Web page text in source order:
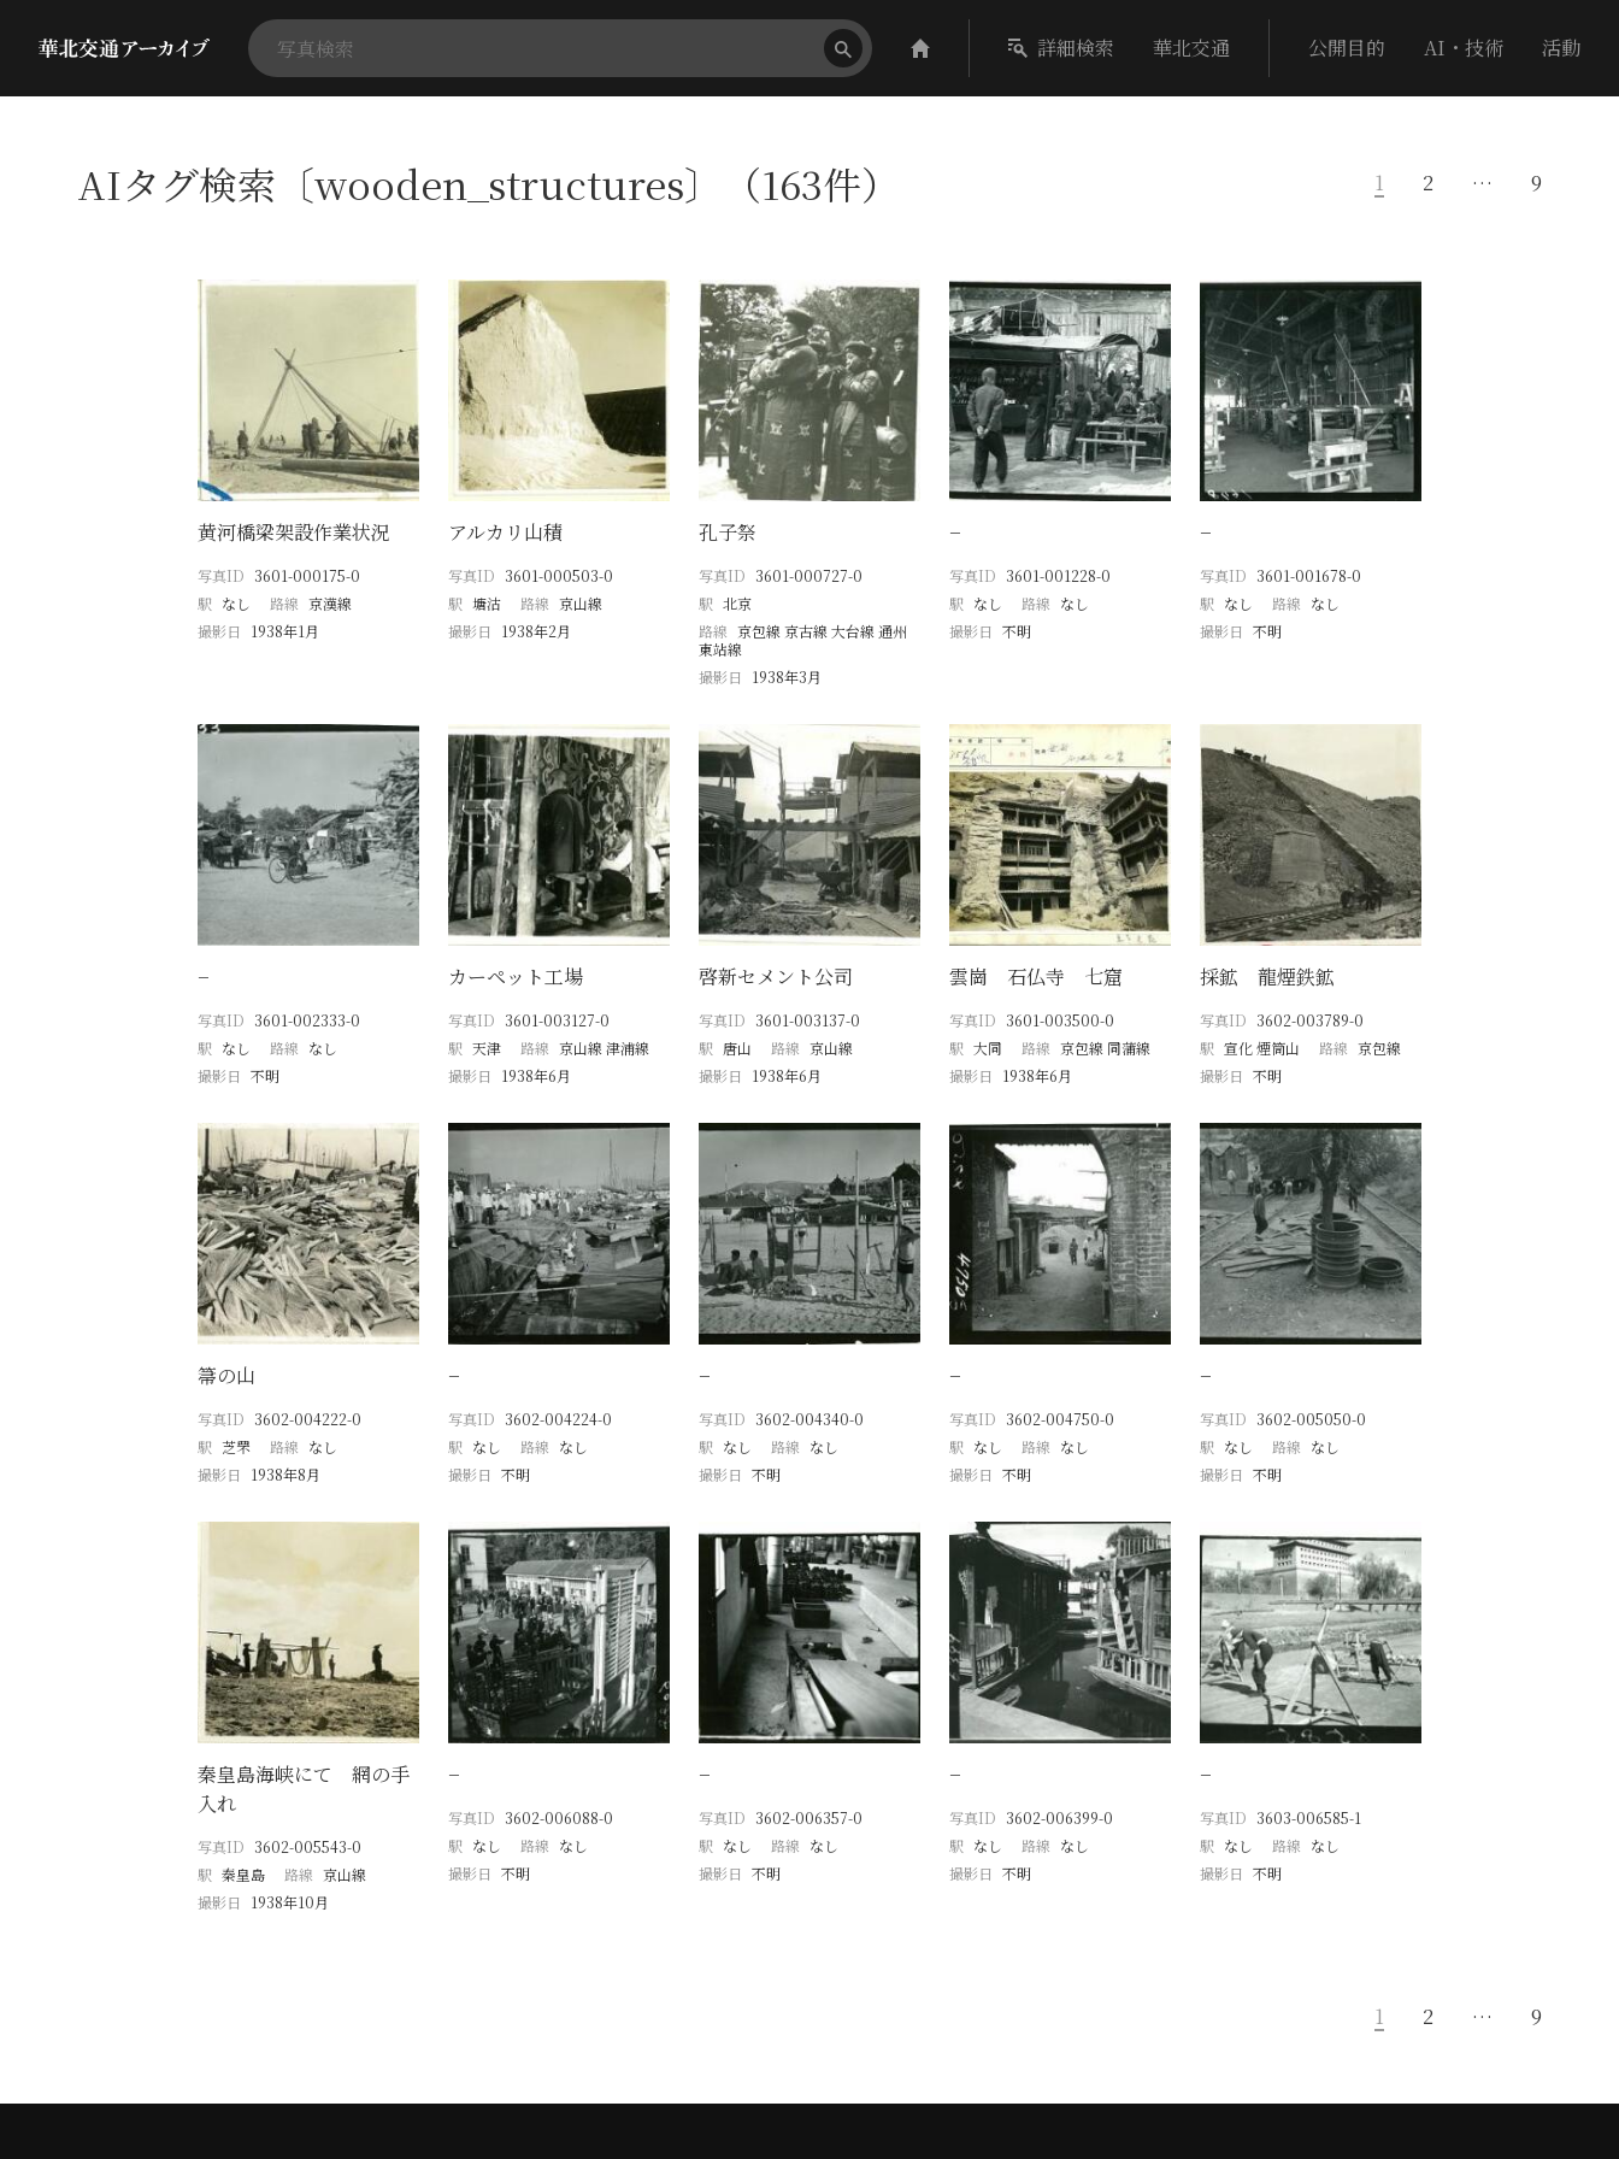
詳細検索 華北交通 公開目的 AI・技術 活動
AIタグ検索〔wooden_structures〕（163件） 1 2 … 9
黄河橋梁架設作業状況
写真ID 3601-000175-0
駅 なし 路線 京漢線
撮影日
1938年1月
アルカリ山積
写真ID 3601-000503-0
駅 塘沽 路線 京山線
撮影日
1938年2月
孔子祭
写真ID 3601-000727-0
駅 北京
路線 京包線 京古線 大台線 通州
東站線
撮影日
1938年3月
−
写真ID 3601-001228-0
駅 なし 路線 なし
撮影日 不明
−
写真ID 3601-001678-0
駅 なし 路線 なし
撮影日 不明
−
写真ID 3601-002333-0
駅 なし 路線 なし
撮影日 不明
カーペット工場
写真ID 3601-003127-0
駅 天津 路線 京山線 津浦線
撮影日
1938年6月
啓新セメント公司
写真ID 3601-003137-0
駅 唐山 路線 京山線
撮影日
1938年6月
雲崗 石仏寺 七窟
写真ID 3601-003500-0
駅 大同 路線 京包線 同蒲線
撮影日
1938年6月
採鉱 龍煙鉄鉱
写真ID 3602-003789-0
駅 宣化 煙筒山 路線 京包線
撮影日 不明
箒の山
写真ID 3602-004222-0
駅 芝罘 路線 なし
撮影日
1938年8月
−
写真ID 3602-004224-0
駅 なし 路線 なし
撮影日 不明
−
写真ID 3602-004340-0
駅 なし 路線 なし
撮影日 不明
−
写真ID 3602-004750-0
駅 なし 路線 なし
撮影日 不明
−
写真ID 3602-005050-0
駅 なし 路線 なし
撮影日 不明
秦皇島海峡にて 網の手
入れ
写真ID 3602-005543-0
駅 秦皇島 路線 京山線
撮影日
1938年10月
−
写真ID 3602-006088-0
駅 なし 路線 なし
撮影日 不明
−
写真ID 3602-006357-0
駅 なし 路線 なし
撮影日 不明
−
写真ID 3602-006399-0
駅 なし 路線 なし
撮影日 不明
−
写真ID 3603-006585-1
駅 なし 路線 なし
撮影日 不明
1 2 … 9